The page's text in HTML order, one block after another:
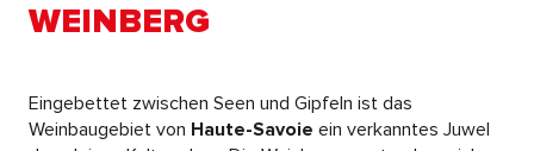
EINBERG
Eingebettet zwischen Seen und Gipfeln ist das
Weinbaugebiet von Haute-Savoie ein verkanntes Juwel